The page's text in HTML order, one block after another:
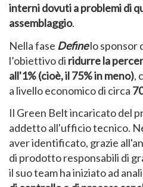
interni dovuti a problemi di
assemblaggio.
Nella fase Definelo sponsor
l’obiettivo di ridurre la
all'1% (cioè, il 75% in meno),
a livello economico di circa
Il Green Belt incaricato del
addetto all'ufficio tecnico.
aver identificato, grazie
di prodotto responsabili di
il suo team ha iniziato ad